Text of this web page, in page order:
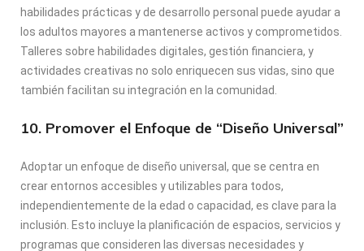
habilidades prácticas y de desarrollo personal puede ayudar a
los adultos mayores a mantenerse activos y comprometidos.
Talleres sobre habilidades digitales, gestión financiera, y
actividades creativas no solo enriquecen sus vidas, sino que
también facilitan su integración en la comunidad.
10. Promover el Enfoque de “Diseño Universal”
Adoptar un enfoque de diseño universal, que se centra en
crear entornos accesibles y utilizables para todos,
independientemente de la edad o capacidad, es clave para la
inclusión. Esto incluye la planificación de espacios, servicios y
programas que consideren las diversas necesidades y